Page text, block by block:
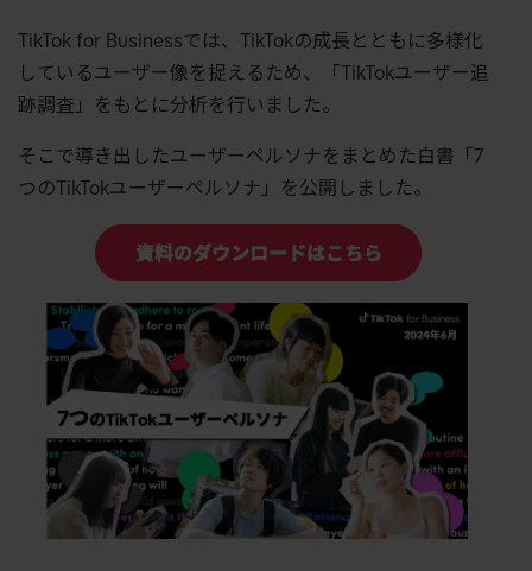
TikTok for Businessでは、TikTokの成長とともに多様化
しているユーザー像を捉えるため、「TikTokユーザー追
跡調査」をもとに分析を行いました。
そこで導き出したユーザーペルソナをまとめた白書「7
つのTikTokユーザーペルソナ」を公開しました。